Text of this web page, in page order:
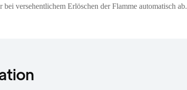
bei versehentlichem Erlöschen der Flamme automatisch ab.